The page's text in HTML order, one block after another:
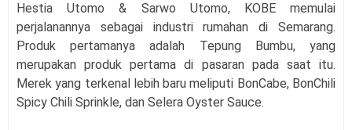
Hestia Utomo & Sarwo Utomo, KOBE memulai
perjalanannya sebagai industri rumahan di Semarang.
Produk pertamanya adalah Tepung Bumbu, yang
merupakan produk pertama di pasaran pada saat itu.
Merek yang terkenal lebih baru meliputi BonCabe, BonChili
Spicy Chili Sprinkle, dan Selera Oyster Sauce.